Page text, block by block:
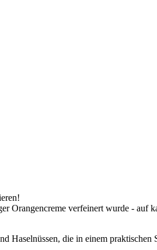
Orangencreme verfeinert wurde -
Haselnüssen, die in einem